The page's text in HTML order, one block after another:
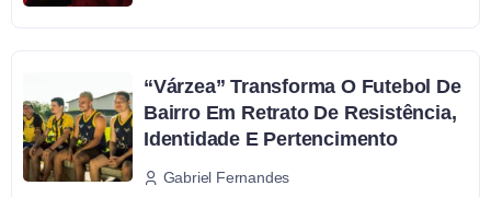
“Várzea” Transforma O Futebol De
Bairro Em Retrato De Resistência,
Identidade E Pertencimento
Gabriel Fernandes